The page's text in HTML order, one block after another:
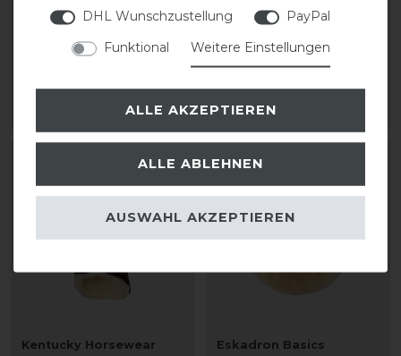
59,95 € *
ARTIKEL MERKEN
59,95 € *
ARTIKEL MERKEN
Kentucky Horsewear
Eskadron Basics
DHL Wunschzustellung
PayPal
Funktional
Weitere Einstellungen
ALLE AKZEPTIEREN
ALLE ABLEHNEN
AUSWAHL AKZEPTIEREN